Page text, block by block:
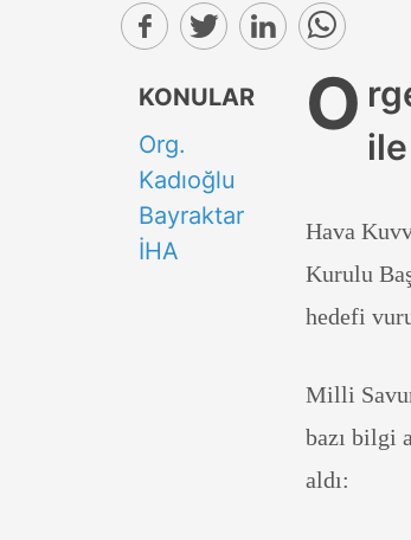
KONULAR
Org.
Kadıoğlu
Bayraktar
İHA
O
Hava
Kurulu
hedefi
Milli
bazı bilgi
aldı: